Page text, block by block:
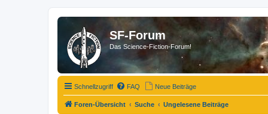
SF-Forum
Das Science-Fiction-Forum!
Schnellzugriff FAQ Neue Beiträge
Foren-Übersicht Suche Ungelesene Beiträge